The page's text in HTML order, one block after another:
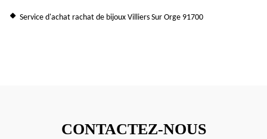
Service d'achat rachat de bijoux Villiers Sur Orge 91700
CONTACTEZ-NOUS